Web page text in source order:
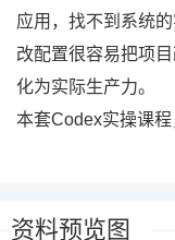
应用，找不到系统
改配置很容易把项
化为实际生产力。
本套Codex实操课程
包含核心功能拆解
实操演示，手把手
资料预览图